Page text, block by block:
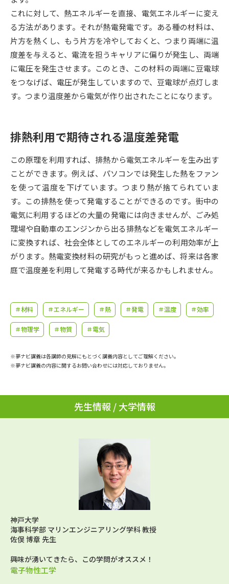
SELFBRAND特集ページ
オープンキャンパスなどを調べる
オープンキャンパス検索 実施プログラムから探す
来場型・Web型イベント特集 夢ナビライブ
志望校・出願校を調べる
併願校選び 受験スケジュールを立てよう
先輩が入学を決めた理由 テレメール全国一斉進学調査
新生活お役立ちガイド
大学で学びたい学問発見
学問のミニ講義「夢ナビ講義」 学問分野解説
ユーザーサポート
大学進学IDについて
受付内容・発送状況の確認
個人情報取扱規定
特定商取引表記
訂正のご案内
これに対して、熱エネルギーを直接、電気エネルギーに変え
る方法があります。それが熱電発電です。ある種の材料は、
片方を熱くし、もう片方を冷やしておくと、つまり両端に温
度差を与えると、電流を担うキャリアに偏りが発生し、両端
に電圧を発生させます。このとき、この材料の両端に豆電球
をつなげば、電圧が発生していますので、豆電球が点灯しま
す。つまり温度差から電気が作り出されたことになります。
排熱利用で期待される温度差発電
この原理を利用すれば、排熱から電気エネルギーを生み出す
ことができます。例えば、パソコンでは発生した熱をファン
を使って温度を下げています。つまり熱が捨てられていま
す。この排熱を使って発電することができるのです。街中の
電気に利用するほどの大量の発電には向きませんが、ごみ処
理場や自動車のエンジンから出る排熱などを電気エネルギー
に変換すれば、社会全体としてのエネルギーの利用効率が上
がります。熱電変換材料の研究がもっと進めば、将来は各家
庭で温度差を利用して発電する時代が来るかもしれません。
＃材料 ＃エネルギー ＃熱 ＃発電 ＃温度 ＃効率
＃物理学 ＃物質 ＃電気
※夢ナビ講義は各講師の見解にもとづく講義内容としてご理解ください。
※夢ナビ講義の内容に関するお問い合わせには対応しておりません。
先生情報 / 大学情報
神戸大学
海事科学部 マリンエンジニアリング学科 教授
佐俣 博章 先生
興味が湧いてきたら、この学問がオススメ！
電子物性工学